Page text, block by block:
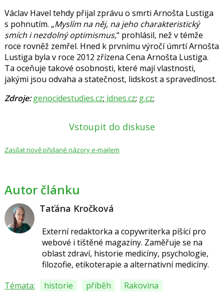
Václav Havel tehdy přijal zprávu o smrti Arnošta Lustiga
s pohnutím. Myslím na něj, na jeho charakteristický
smích i nezdolný optimismus, prohlásil, než v témže
roce rovněž zemřel. Hned k prvnímu výročí úmrtí Arnošta
Lustiga byla v roce 2012 zřízena Cena Arnošta Lustiga.
Ta oceňuje takové osobnosti, které mají vlastnosti,
jakými jsou odvaha a statečnost, lidskost a spravedlnost.
Zdroje:genocidestudies.cz; id­nes.cz; g.cz;
Vstoupit do diskuse
Zasílat nově přidané názory e-mailem
Autor článku
Taťána Kročková
Externí redaktorka a copywriterka píšící pro
webové i tištěné magazíny. Zaměřuje se na
oblast zdraví, historie medicíny, psychologie,
filozofie, etikoterapie a alternativní medicíny.
Témata:
historie příběh Rakovina